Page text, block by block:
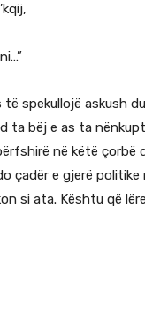
spekullojë askush
ta bëj e as ta
në këtë çorbë
çadër e gjerë
si ata. Kështu që